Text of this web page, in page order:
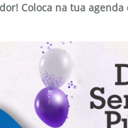
Coloca na tua